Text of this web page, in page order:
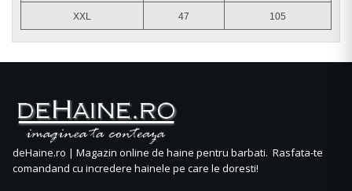
XXL 47 105
deHaine.ro | Magazin online de haine pentru barbati. Rasfata-te
comandand cu incredere hainele pe care le doresti!